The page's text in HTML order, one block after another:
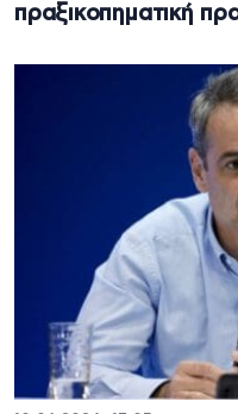
πραξικοπηματική